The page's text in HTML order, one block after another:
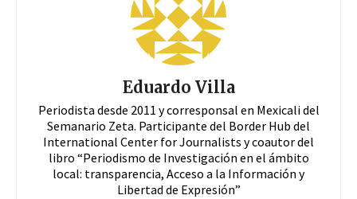
Eduardo Villa
Periodista desde 2011 y corresponsal en Mexicali del
Semanario Zeta. Participante del Border Hub del
International Center for Journalists y coautor del
libro “Periodismo de Investigación en el ámbito
local: transparencia, Acceso a la Información y
Libertad de Expresión”